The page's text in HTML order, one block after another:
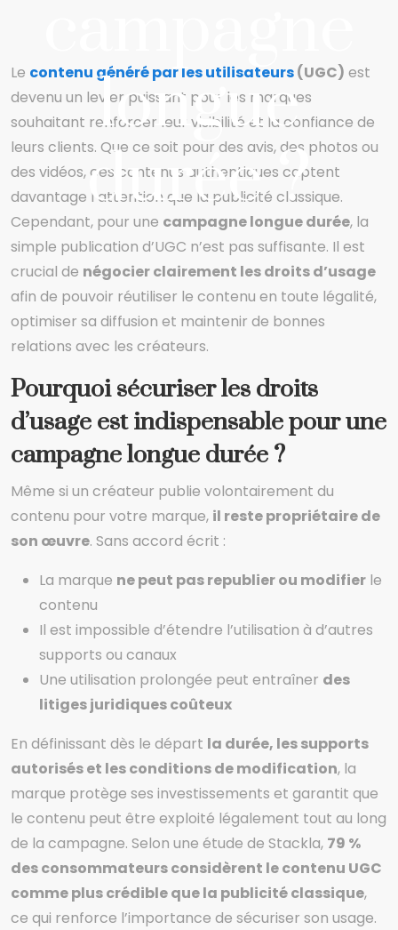
longue
durée ?
Le contenu généré par les utilisateurs(UGC) est
devenu un levier puissant pour les marques
souhaitant renforcer leur visibilité et la confiance de
leurs clients. Que ce soit pour des avis, des photos ou
des vidéos, ces contenus authentiques captent
davantage l’attention que la publicité classique.
Cependant, pour une campagne longue durée, la
simple publication d’UGC n’est pas suffisante. Il est
crucial de négocier clairement les droits d’usage
afin de pouvoir réutiliser le contenu en toute légalité,
optimiser sa diffusion et maintenir de bonnes
relations avec les créateurs.
Pourquoi sécuriser les droits
d’usage est indispensable pour une
campagne longue durée ?
Même si un créateur publie volontairement du
contenu pour votre marque, il reste propriétaire de
son œuvre. Sans accord écrit :
La marque ne peut pas republier ou modifier le
contenu
Il est impossible d’étendre l’utilisation à d’autres
supports ou canaux
Une utilisation prolongée peut entraîner des
litiges juridiques coûteux
En définissant dès le départ la durée, les supports
autorisés et les conditions de modification, la
marque protège ses investissements et garantit que
le contenu peut être exploité légalement tout au long
de la campagne. Selon une étude de Stackla, 79 %
des consommateurs considèrent le contenu UGC
comme plus crédible que la publicité classique,
ce qui renforce l’importance de sécuriser son usage.